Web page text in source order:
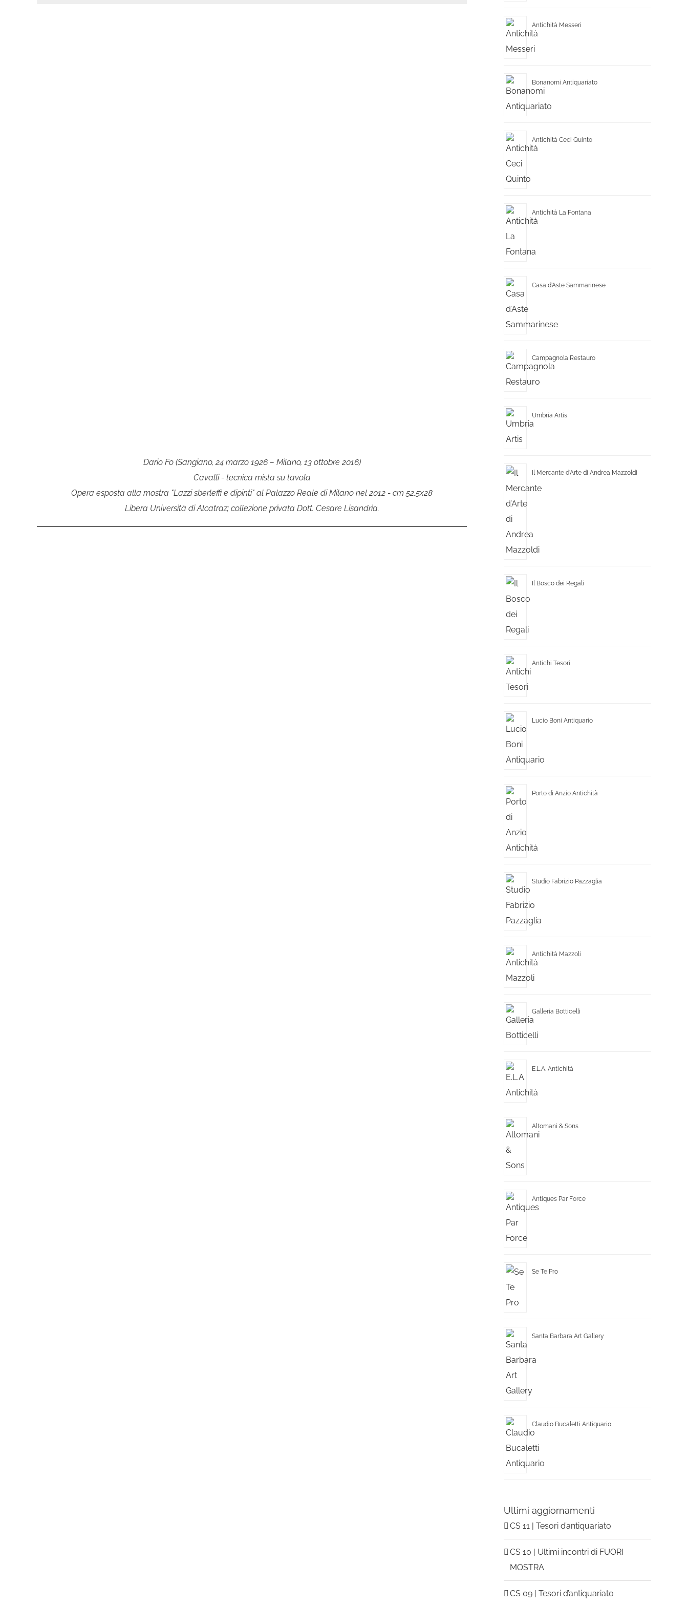
Dario Fo (Sangiano, 24 marzo 1926 – Milano, 13 ottobre 2016)
Cavalli - tecnica mista su tavola
Opera esposta alla mostra "Lazzi sberleffi e dipinti" al Palazzo Reale di Milano nel 2012 - cm 52.5x28
Libera Università di Alcatraz; collezione privata Dott. Cesare Lisandria.
Antichità Messeri
Bonanomi Antiquariato
Antichità Ceci Quinto
Antichità La Fontana
Casa d’Aste Sammarinese
Campagnola Restauro
Umbria Artis
Il Mercante d’Arte di Andrea Mazzoldi
Il Bosco dei Regali
Antichi Tesori
Lucio Boni Antiquario
Porto di Anzio Antichità
Studio Fabrizio Pazzaglia
Antichità Mazzoli
Galleria Botticelli
E.L.A. Antichità
Altomani & Sons
Antiques Par Force
Se Te Pro
Santa Barbara Art Gallery
Claudio Bucaletti Antiquario
Ultimi aggiornamenti
CS 11 | Tesori d’antiquariato
CS 10 | Ultimi incontri di FUORI
MOSTRA
CS 09 | Tesori d’antiquariato